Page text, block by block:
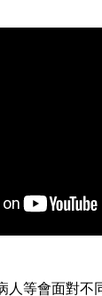
人等會面對不